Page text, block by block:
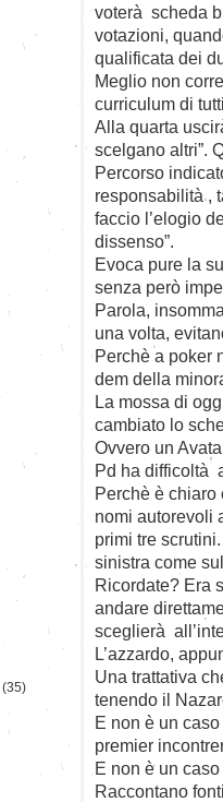
voterà scheda
votazioni,
qualificata dei
Meglio non
curriculum di
Alla quarta
scelgano altri”.
Percorso
responsabilità ,
faccio l’elogio
dissenso”.
Evoca pure la
senza però
Parola,
una volta,
Perchè a poker
dem della
La mossa di
cambiato lo
Ovvero un
Pd ha difficoltà
Perchè è chiaro
nomi autorevoli
primi tre
sinistra come
Ricordate? Era
andare
sceglierà
L’azzardo,
Una trattativa
tenendo il
E non è un
premier
E non è un
Raccontano
(35)